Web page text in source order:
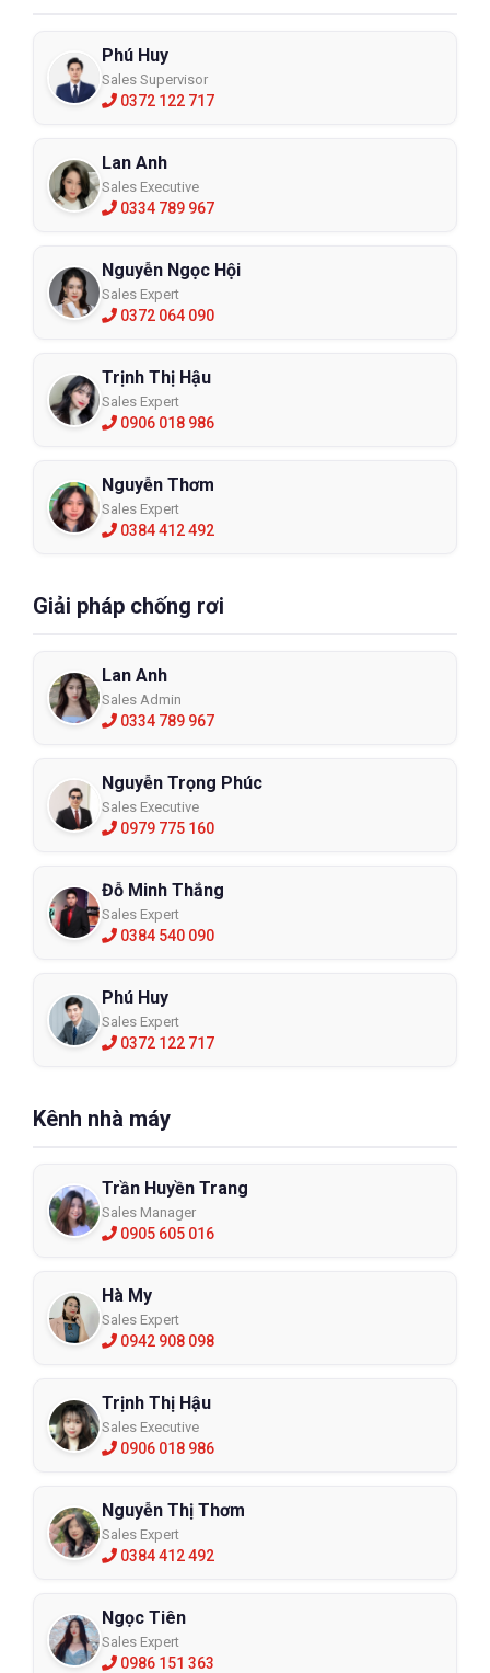
Phú Huy
Sales Supervisor
0372 122 717
Lan Anh
Sales Executive
0334 789 967
Nguyễn Ngọc Hội
Sales Expert
0372 064 090
Trịnh Thị Hậu
Sales Expert
0906 018 986
Nguyễn Thơm
Sales Expert
0384 412 492
Giải pháp chống rơi
Lan Anh
Sales Admin
0334 789 967
Nguyễn Trọng Phúc
Sales Executive
0979 775 160
Đỗ Minh Thắng
Sales Expert
0384 540 090
Phú Huy
Sales Expert
0372 122 717
Kênh nhà máy
Trần Huyền Trang
Sales Manager
0905 605 016
Hà My
Sales Expert
0942 908 098
Trịnh Thị Hậu
Sales Executive
0906 018 986
Nguyễn Thị Thơm
Sales Expert
0384 412 492
Ngọc Tiên
Sales Expert
0986 151 363